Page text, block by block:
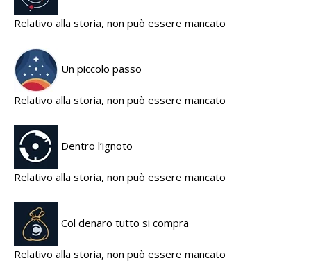
Relativo alla storia, non può essere mancato
Un piccolo passo
Relativo alla storia, non può essere mancato
Dentro l’ignoto
Relativo alla storia, non può essere mancato
Col denaro tutto si compra
Relativo alla storia, non può essere mancato